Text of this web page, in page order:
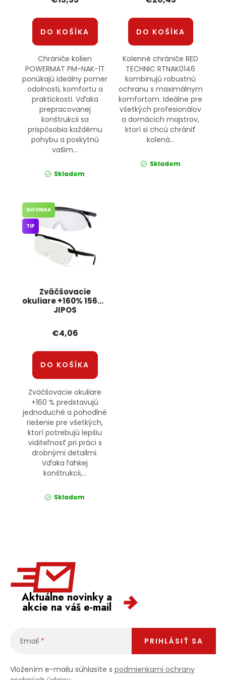
DO KOŠÍKA
Chrániče kolien
POWERMAT PM-NAK-1T
ponúkajú ideálny pomer
odolnosti, komfortu a
praktickosti. Vďaka
prepracovanej
konštrukcii sa
prispôsobia každému
pohybu a poskytnú
vašim...
Skladom
DO KOŠÍKA
Kolenné chrániče RED
TECHNIC RTNAK0146
kombinujú robustnú
ochranu s maximálnym
komfortom. Ideálne pre
všetkých profesionálov
a domácich majstrov,
ktorí si chcú chrániť
kolená...
Skladom
Zväčšovacie
okuliare +160% 15674
JIPOS
NOVINKA
TIP
€4,06
DO KOŠÍKA
Zväčšovacie okuliare
+160 % predstavujú
jednoduché a pohodlné
riešenie pre všetkých,
ktorí potrebujú lepšiu
viditeľnosť pri práci s
drobnými detailmi.
Vďaka ľahkej
konštrukcii,...
Skladom
Aktuálne novinky a
akcie na váš e-mail
Email
Vložením e-mailu súhlasíte s podmienkami ochrany
PRIHLÁSIŤ SA